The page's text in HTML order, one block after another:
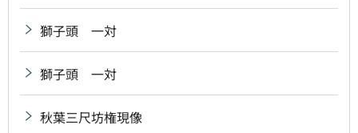
獅子頭 一対
獅子頭 一対
秋葉三尺坊権現像